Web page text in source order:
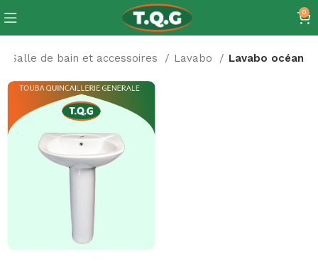
0
Salle de bain et accessoires Lavabo Lavabo océan